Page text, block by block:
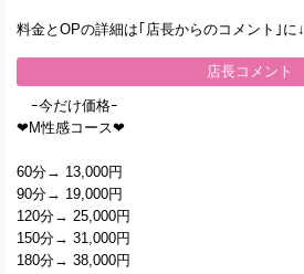
料金とOPの詳細は｢店長からのコメント｣に↓
店長コメント
ｰ今だけ価格ｰ
❤︎M性感コース❤︎
60分→ 13,000円
90分→ 19,000円
120分→ 25,000円
150分→ 31,000円
180分→ 38,000円